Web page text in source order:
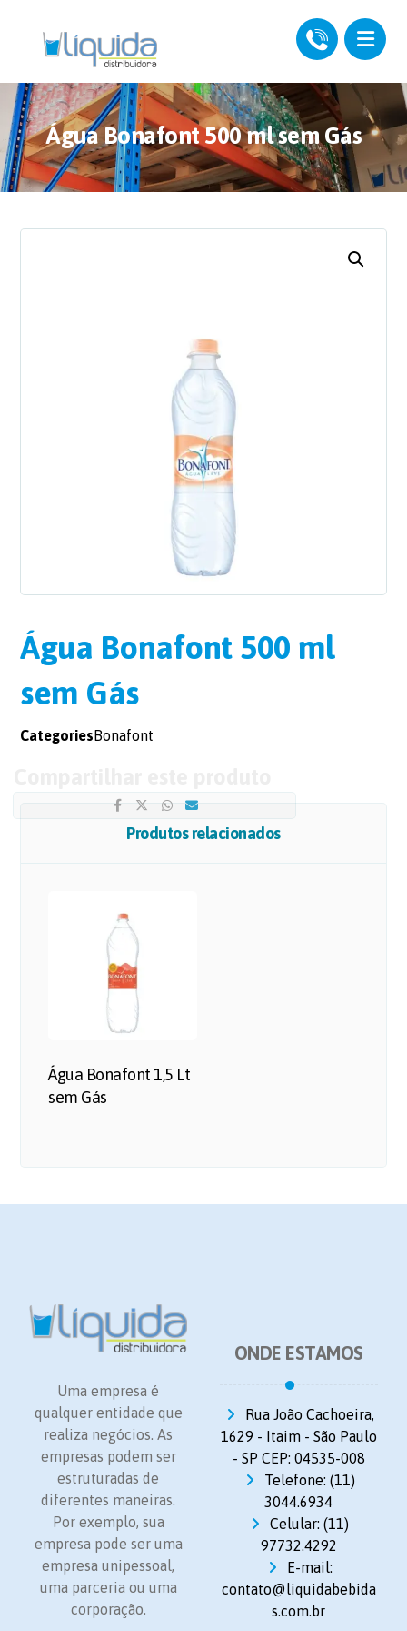
Água Bonafont 500 ml sem Gás
Água Bonafont 500 ml
sem Gás
CategoriesBonafont
Produtos relacionados
Água Bonafont 1,5 Lt
sem Gás
Uma empresa é
qualquer entidade que
realiza negócios. As
empresas podem ser
estruturadas de
diferentes maneiras.
Por exemplo, sua
empresa pode ser uma
empresa unipessoal,
uma parceria ou uma
corporação.
ONDE ESTAMOS
Rua João Cachoeira,
1629 - Itaim - São Paulo
- SP CEP: 04535-008
Telefone: (11)
3044.6934
Celular: (11)
97732.4292
E-mail:
contato@liquidabebida
s.com.br